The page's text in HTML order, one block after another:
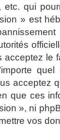
etc. qui
» est
acceptez le
acceptez
que ces
», ni
vos